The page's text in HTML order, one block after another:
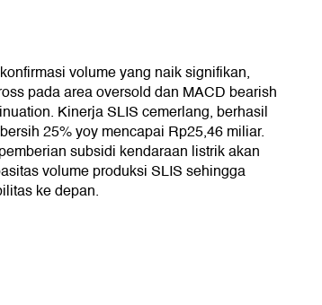
volume yang naik signifikan,
pada area oversold dan MACD bearish
Kinerja SLIS cemerlang, berhasil
25% yoy mencapai Rp25,46 miliar.
subsidi kendaraan listrik akan
volume produksi SLIS sehingga
ke depan.